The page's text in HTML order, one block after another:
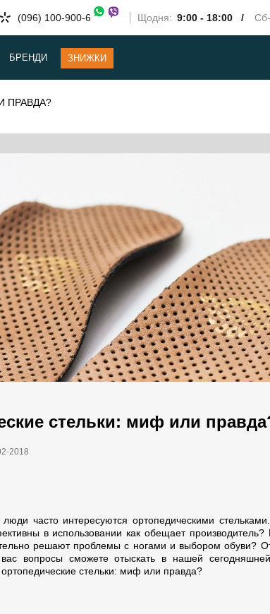
(096) 100-900-6 Щодня: 9:00 - 18:00 /
БРЕНДИ ЗНИЖКИ
ПРАВДА?
стельки: миф или
2018
часто интересуются ортопедическими
в использовании как обещает производитель?
решают проблемы с ногами и выбором обуви?
вопросы сможете отыскать в нашей сегодняшней
стельки: миф или правда?